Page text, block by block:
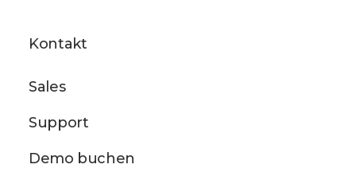
Kontakt
Sales
Support
Demo buchen